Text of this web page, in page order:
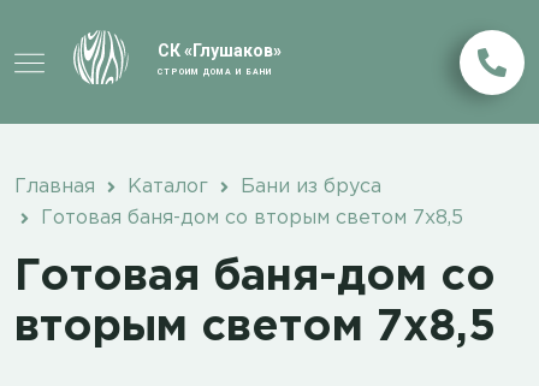
СК «Глушаков»
СТРОИМ ДОМА И БАНИ
Главная Каталог
Бани из бруса
Готовая баня-дом со вторым светом 7х8,5
Готовая баня-дом со
вторым светом 7х8,5